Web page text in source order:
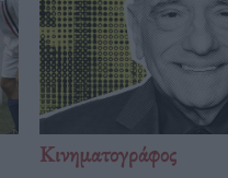
Κινηματογράφος